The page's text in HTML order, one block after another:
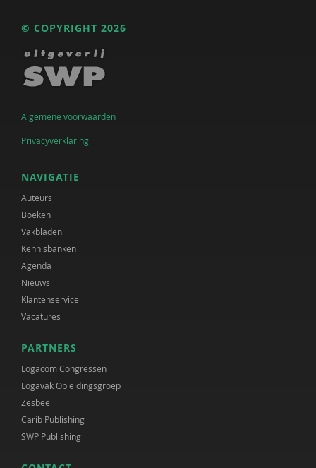
© COPYRIGHT 2026
Algemene voorwaarden
Privacyverklaring
NAVIGATIE
Auteurs
Boeken
Vakbladen
Kennisbanken
Agenda
Nieuws
Klantenservice
Vacatures
PARTNERS
Logacom Congressen
Logavak Opleidingsgroep
Zesbee
Carib Publishing
SWP Publishing